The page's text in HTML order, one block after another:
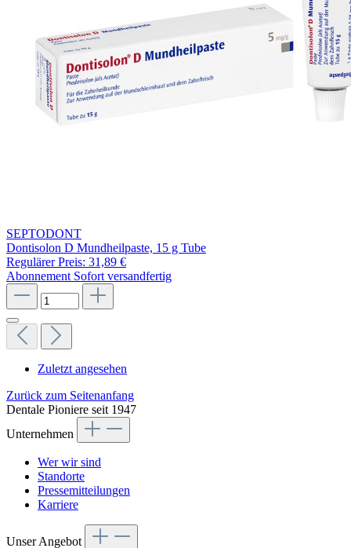
SEPTODONT
Dontisolon D Mundheilpaste, 15 g Tube
Regulärer Preis: 31,89 €
Abonnement Sofort versandfertig
Zuletzt angesehen
Zurück zum Seitenanfang
Dentale Pioniere seit 1947
Unternehmen
Wer wir sind
Standorte
Pressemitteilungen
Karriere
Unser Angebot